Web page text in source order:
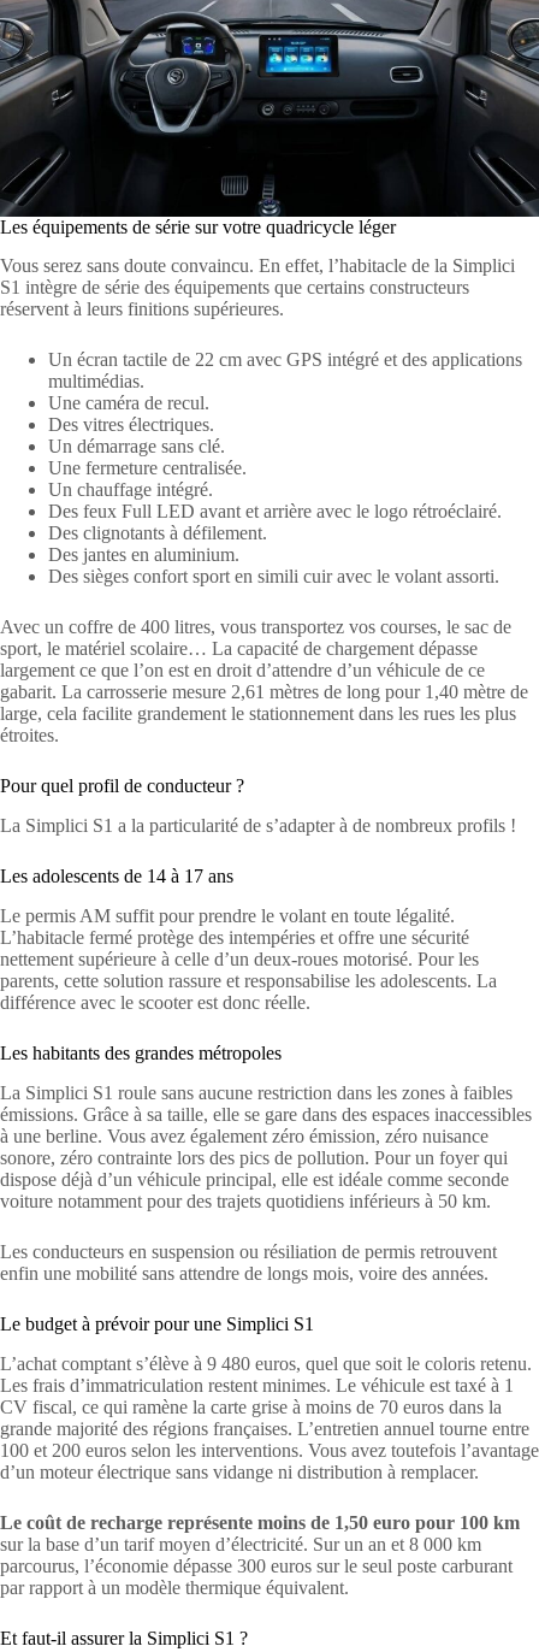
Les équipements de série sur votre quadricycle léger
Vous serez sans doute convaincu. En effet, l’habitacle de la Simplici
S1 intègre de série des équipements que certains constructeurs
réservent à leurs finitions supérieures.
Un écran tactile de 22 cm avec GPS intégré et des applications
multimédias.
Une caméra de recul.
Des vitres électriques.
Un démarrage sans clé.
Une fermeture centralisée.
Un chauffage intégré.
Des feux Full LED avant et arrière avec le logo rétroéclairé.
Des clignotants à défilement.
Des jantes en aluminium.
Des sièges confort sport en simili cuir avec le volant assorti.
Avec un coffre de 400 litres, vous transportez vos courses, le sac de
sport, le matériel scolaire… La capacité de chargement dépasse
largement ce que l’on est en droit d’attendre d’un véhicule de ce
gabarit. La carrosserie mesure 2,61 mètres de long pour 1,40 mètre de
large, cela facilite grandement le stationnement dans les rues les plus
étroites.
Pour quel profil de conducteur ?
La Simplici S1 a la particularité de s’adapter à de nombreux profils !
Les adolescents de 14 à 17 ans
Le permis AM suffit pour prendre le volant en toute légalité.
L’habitacle fermé protège des intempéries et offre une sécurité
nettement supérieure à celle d’un deux-roues motorisé. Pour les
parents, cette solution rassure et responsabilise les adolescents. La
différence avec le scooter est donc réelle.
Les habitants des grandes métropoles
La Simplici S1 roule sans aucune restriction dans les zones à faibles
émissions. Grâce à sa taille, elle se gare dans des espaces inaccessibles
à une berline. Vous avez également zéro émission, zéro nuisance
sonore, zéro contrainte lors des pics de pollution. Pour un foyer qui
dispose déjà d’un véhicule principal, elle est idéale comme seconde
voiture notamment pour des trajets quotidiens inférieurs à 50 km.
Les conducteurs en suspension ou résiliation de permis retrouvent
enfin une mobilité sans attendre de longs mois, voire des années.
Le budget à prévoir pour une Simplici S1
L’achat comptant s’élève à 9 480 euros, quel que soit le coloris retenu.
Les frais d’immatriculation restent minimes. Le véhicule est taxé à 1
CV fiscal, ce qui ramène la carte grise à moins de 70 euros dans la
grande majorité des régions françaises. L’entretien annuel tourne entre
100 et 200 euros selon les interventions. Vous avez toutefois l’avantage
d’un moteur électrique sans vidange ni distribution à remplacer.
Le coût de recharge représente moins de 1,50 euro pour 100 km
sur la base d’un tarif moyen d’électricité. Sur un an et 8 000 km
parcourus, l’économie dépasse 300 euros sur le seul poste carburant
par rapport à un modèle thermique équivalent.
Et faut-il assurer la Simplici S1 ?